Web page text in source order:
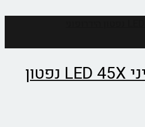
מיקרוסקופ מיני LED 45X נפטון